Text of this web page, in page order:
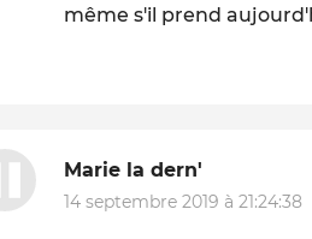
même s'il prend
Marie la dern'
14 septembre 2019 à 21:24:38